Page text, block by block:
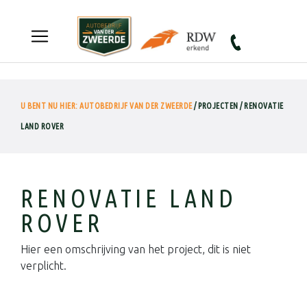
Autobedrijf van der Zweerde
U BENT NU HIER: AUTOBEDRIJF VAN DER ZWEERDE/ PROJECTEN / RENOVATIE
LAND ROVER
RENOVATIE LAND
ROVER
Hier een omschrijving van het project, dit is niet
verplicht.